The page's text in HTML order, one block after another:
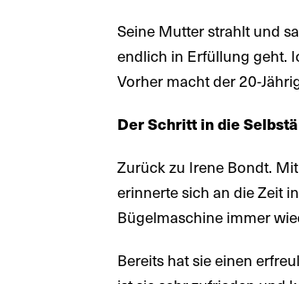
Seine Mutter strahlt und
endlich in Erfüllung geht.
Vorher macht der 20-
Der Schritt in die
Zurück zu Irene Bondt.
erinnerte sich an die Zeit
Bügelmaschine immer
Bereits hat sie einen